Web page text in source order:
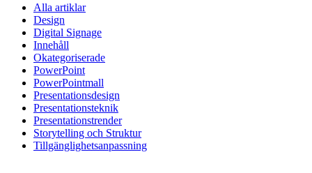
Alla artiklar
Design
Digital Signage
Innehåll
Okategoriserade
PowerPoint
PowerPointmall
Presentationsdesign
Presentationsteknik
Presentationstrender
Storytelling och Struktur
Tillgänglighetsanpassning